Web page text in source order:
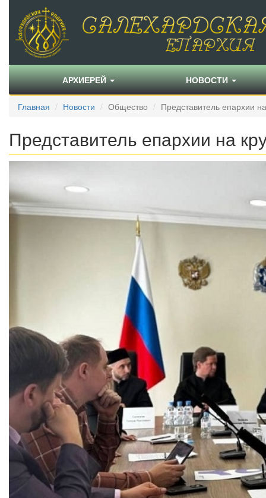
АРХИЕРЕЙ НОВОСТИ
Главная Новости Общество Представитель епархии
Представитель епархии на